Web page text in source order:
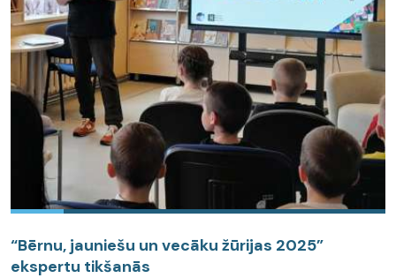
“Bērnu, jauniešu un vecāku žūrijas 2025”
ekspertu tikšanās